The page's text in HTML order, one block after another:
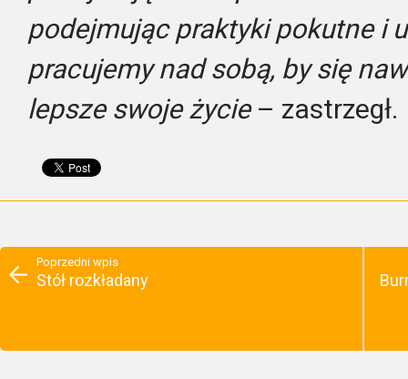
podejmując praktyki pokutne i
pracujemy nad sobą, by się
lepsze swoje życie– zastrzegł.
Poprzedni wpis
Stół rozkładany